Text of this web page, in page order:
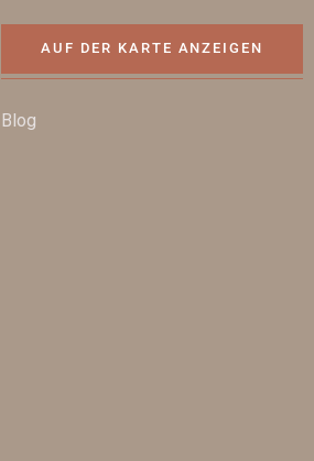
AUF DER KARTE ANZEIGEN
Blog